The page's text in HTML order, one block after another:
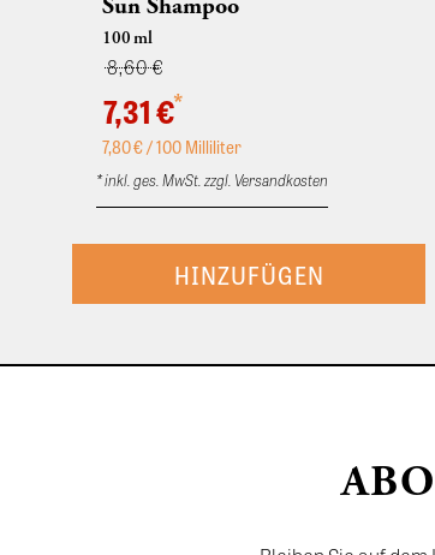
Sun Shampoo
100ml
8,60 €
7,31 €*
7,80€ / 100 Milliliter
* inkl. ges. MwSt. zzgl. Versandkosten